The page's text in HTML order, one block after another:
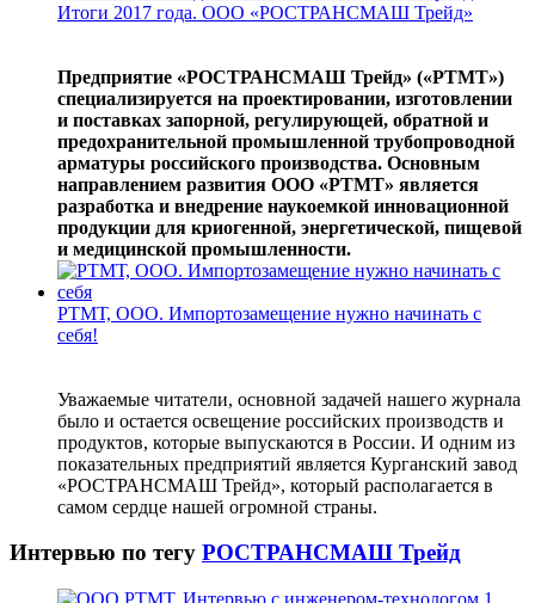
Итоги 2017 года. ООО «РОСТРАНСМАШ Трейд»
Предприятие «РОСТРАНСМАШ Трейд» («РТМТ»)
специализируется на проектировании, изготовлении
и поставках запорной, регулирующей, обратной и
предохранительной промышленной трубопроводной
арматуры российского производства. Основным
направлением развития ООО «РТМТ» является
разработка и внедрение наукоемкой инновационной
продукции для криогенной, энергетической, пищевой
и медицинской промышленности.
РТМТ, ООО. Импортозамещение нужно начинать с
себя!
Уважаемые читатели, основной задачей нашего журнала
было и остается освещение российских производств и
продуктов, которые выпускаются в России. И одним из
показательных предприятий является Курганский завод
«РОСТРАНСМАШ Трейд», который располагается в
самом сердце нашей огромной страны.
Интервью по тегу РОСТРАНСМАШ Трейд